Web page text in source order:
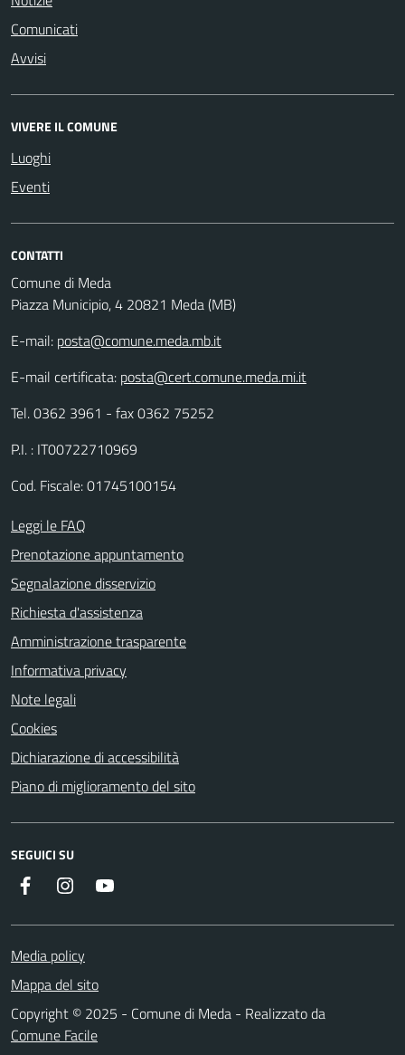
Comunicati
Avvisi
VIVERE IL COMUNE
Luoghi
Eventi
CONTATTI
Comune di Meda
Piazza Municipio, 4 20821 Meda (MB)
E-mail: posta@comune.meda.mb.it
E-mail certificata: posta@cert.comune.meda.mi.it
Tel. 0362 3961 - fax 0362 75252
P.I. : IT00722710969
Cod. Fiscale: 01745100154
Leggi le FAQ
Prenotazione appuntamento
Segnalazione disservizio
Richiesta d'assistenza
Amministrazione trasparente
Informativa privacy
Note legali
Cookies
Dichiarazione di accessibilità
Piano di miglioramento del sito
SEGUICI SU
InstagramYouTube
Media policy
Mappa del sito
Copyright © 2025 - Comune di Meda - Realizzato da
Comune Facile